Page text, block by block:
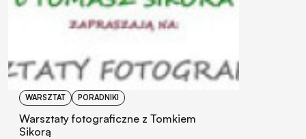
WARSZTAT PORADNIKI
Warsztaty fotograficzne z Tomkiem
Sikorą